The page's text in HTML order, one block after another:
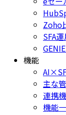
Zoho
SFA
機能
主な
連携
機能